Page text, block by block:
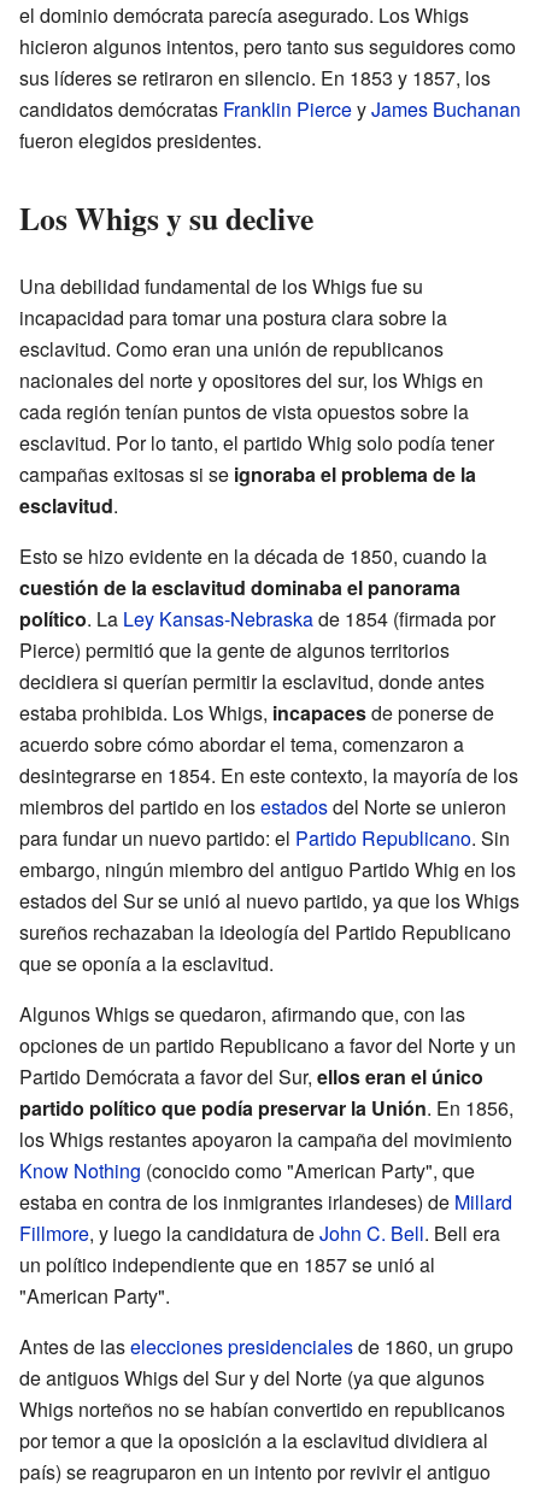
el dominio demócrata parecía asegurado. Los Whigs
hicieron algunos intentos, pero tanto sus seguidores como
sus líderes se retiraron en silencio. En 1853 y 1857, los
candidatos demócratas Franklin PierceyJames Buchanan
fueron elegidos presidentes.
Los Whigs y su declive
Una debilidad fundamental de los Whigs fue su
incapacidad para tomar una postura clara sobre la
esclavitud. Como eran una unión de republicanos
nacionales del norte y opositores del sur, los Whigs en
cada región tenían puntos de vista opuestos sobre la
esclavitud. Por lo tanto, el partido Whig solo podía tener
campañas exitosas si se ignoraba el problema de la
esclavitud.
Esto se hizo evidente en la década de 1850, cuando la
cuestión de la esclavitud dominaba el panorama
político. La Ley Kansas-Nebraskade 1854 (firmada por
Pierce) permitió que la gente de algunos territorios
decidiera si querían permitir la esclavitud, donde antes
estaba prohibida. Los Whigs, incapacesde ponerse de
acuerdo sobre cómo abordar el tema, comenzaron a
desintegrarse en 1854. En este contexto, la mayoría de los
miembros del partido en losestadosdel Norte se unieron
para fundar un nuevo partido: el Partido Republicano. Sin
embargo, ningún miembro del antiguo Partido Whig en los
estados del Sur se unió al nuevo partido, ya que los Whigs
sureños rechazaban la ideología del Partido Republicano
que se oponía a la esclavitud.
Algunos Whigs se quedaron, afirmando que, con las
opciones de un partido Republicano a favor del Norte y un
Partido Demócrata a favor del Sur, ellos eran el único
partido político que podía preservar la Unión. En 1856,
los Whigs restantes apoyaron la campaña del movimiento
Know Nothing (conocido como "American Party", que
estaba en contra de los inmigrantes irlandeses) de Millard
Fillmore, y luego la candidatura deJohn C. Bell. Bell era
un político independiente que en 1857 se unió al
"American Party".
Antes de laselecciones presidencialesde 1860, un grupo
de antiguos Whigs del Sur y del Norte (ya que algunos
Whigs norteños no se habían convertido en republicanos
por temor a que la oposición a la esclavitud dividiera al
país) se reagruparon en un intento por revivir el antiguo